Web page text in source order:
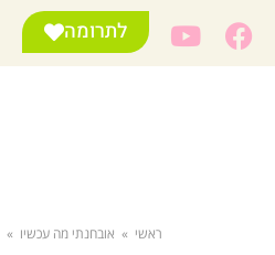
לתרומה
ראשי » אובחנתי מה עכשיו »